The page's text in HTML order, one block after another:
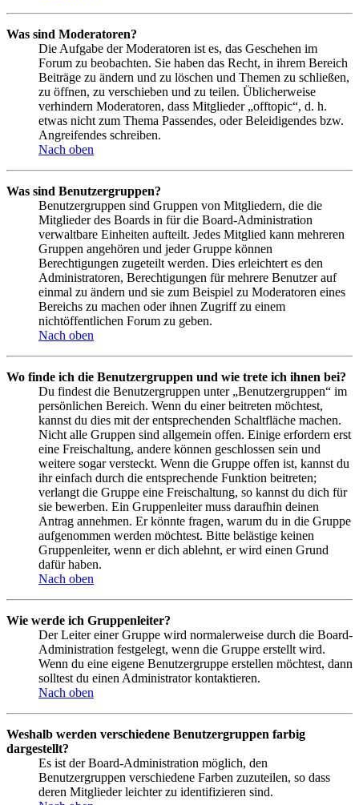
Was sind Moderatoren?
Die Aufgabe der Moderatoren ist es, das Geschehen im
Forum zu beobachten. Sie haben das Recht, in ihrem Bereich
Beiträge zu ändern und zu löschen und Themen zu schließen,
zu öffnen, zu verschieben und zu teilen. Üblicherweise
verhindern Moderatoren, dass Mitglieder „offtopic“, d. h.
etwas nicht zum Thema Passendes, oder Beleidigendes bzw.
Angreifendes schreiben.
Nach oben
Was sind Benutzergruppen?
Benutzergruppen sind Gruppen von Mitgliedern, die die
Mitglieder des Boards in für die Board-Administration
verwaltbare Einheiten aufteilt. Jedes Mitglied kann mehreren
Gruppen angehören und jeder Gruppe können
Berechtigungen zugeteilt werden. Dies erleichtert es den
Administratoren, Berechtigungen für mehrere Benutzer auf
einmal zu ändern und sie zum Beispiel zu Moderatoren eines
Bereichs zu machen oder ihnen Zugriff zu einem
nichtöffentlichen Forum zu geben.
Nach oben
Wo finde ich die Benutzergruppen und wie trete ich ihnen bei?
Du findest die Benutzergruppen unter „Benutzergruppen“ im
persönlichen Bereich. Wenn du einer beitreten möchtest,
kannst du dies mit der entsprechenden Schaltfläche machen.
Nicht alle Gruppen sind allgemein offen. Einige erfordern erst
eine Freischaltung, andere können geschlossen sein und
weitere sogar versteckt. Wenn die Gruppe offen ist, kannst du
ihr einfach durch die entsprechende Funktion beitreten;
verlangt die Gruppe eine Freischaltung, so kannst du dich für
sie bewerben. Ein Gruppenleiter muss daraufhin deinen
Antrag annehmen. Er könnte fragen, warum du in die Gruppe
aufgenommen werden möchtest. Bitte belästige keinen
Gruppenleiter, wenn er dich ablehnt, er wird einen Grund
dafür haben.
Nach oben
Wie werde ich Gruppenleiter?
Der Leiter einer Gruppe wird normalerweise durch die Board-
Administration festgelegt, wenn die Gruppe erstellt wird.
Wenn du eine eigene Benutzergruppe erstellen möchtest, dann
solltest du einen Administrator kontaktieren.
Nach oben
Weshalb werden verschiedene Benutzergruppen farbig
dargestellt?
Es ist der Board-Administration möglich, den
Benutzergruppen verschiedene Farben zuzuteilen, so dass
deren Mitglieder leichter zu identifizieren sind.